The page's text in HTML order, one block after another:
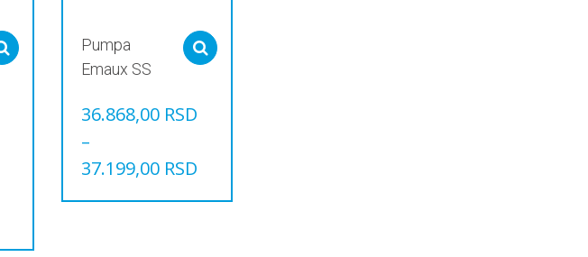
Select options
Pumpa
Emaux SS
36.868,00 RSD
–
37.199,00 RSD